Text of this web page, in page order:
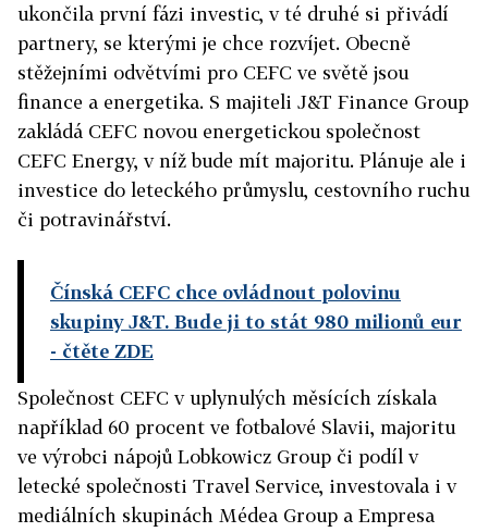
ukončila první fázi investic, v té druhé si přivádí
partnery, se kterými je chce rozvíjet. Obecně
stěžejními odvětvími pro CEFC ve světě jsou
finance a energetika. S majiteli J&T Finance Group
zakládá CEFC novou energetickou společnost
CEFC Energy, v níž bude mít majoritu. Plánuje ale i
investice do leteckého průmyslu, cestovního ruchu
či potravinářství.
Čínská CEFC chce ovládnout polovinu
skupiny J&T. Bude ji to stát 980 milionů eur
- čtěte ZDE
Společnost CEFC v uplynulých měsících získala
například 60 procent ve fotbalové Slavii, majoritu
ve výrobci nápojů Lobkowicz Group či podíl v
letecké společnosti Travel Service, investovala i v
mediálních skupinách Médea Group a Empresa